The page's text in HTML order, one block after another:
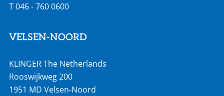
T046 - 760 0600
VELSEN-NOORD
KLINGER The Netherlands
Rooswijkweg 200
1951 MD Velsen-Noord